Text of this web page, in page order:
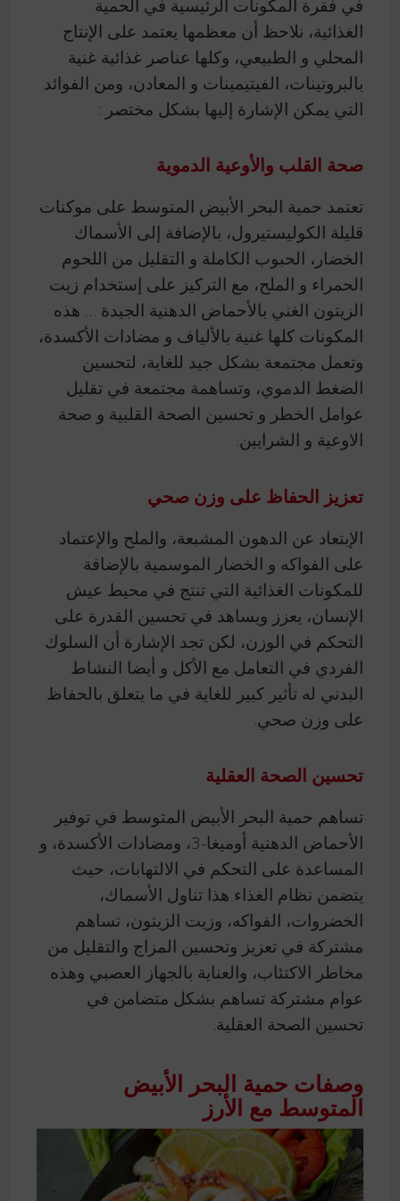
في فقرة المكونات الرئيسية في الحمية
الغذائية، نلاحظ أن معظمها يعتمد على الإنتاج
المحلي و الطبيعي، وكلها عناصر غذائية غنية
بالبروتينات، الفيتيمينات و المعادن، ومن الفوائد
التي يمكن الإشارة إليها بشكل مختصر :
صحة القلب والأوعية الدموية
تعتمد حمية البحر الأبيض المتوسط على موكنات
قليلة الكوليستيرول، بالإضافة إلى الأسماك
الخضار، الحبوب الكاملة و التقليل من اللحوم
الحمراء و الملح، مع التركيز على إستخدام زيت
الزيتون الغني بالأحماض الدهنية الجيدة … هذه
المكونات كلها غنية بالألياف و مضادات الأكسدة،
وتعمل مجتمعة بشكل جيد للغاية، لتحسين
الضغط الدموي، وتساهمة مجتمعة في تقليل
عوامل الخطر و تحسين الصحة القلبية و صحة
الاوعية و الشرايين.
تعزيز الحفاظ على وزن صحي
الإبتعاد عن الدهون المشبعة، والملح والإعتماد
على الفواكه و الخضار الموسمية بالإضافة
للمكونات الغذائية التي تنتج في محيط عيش
الإنسان، يعزز ويساهد في تحسين القدرة على
التحكم في الوزن، لكن تجد الإشارة أن السلوك
الفردي في التعامل مع الأكل و أيضا النشاط
البدني له تأثير كبير للغاية في ما يتعلق بالحفاظ
على وزن صحي.
تحسين الصحة العقلية
تساهم حمية البحر الأبيض المتوسط في توفير
الأحماض الدهنية أوميغا-3، ومضادات الأكسدة، و
المساعدة على التحكم في الالتهابات، حيث
يتضمن نظام الغذاء هذا تناول الأسماك،
الخضروات، الفواكه، وزيت الزيتون، تساهم
مشتركة في تعزيز وتحسين المزاج والتقليل من
مخاطر الاكتئاب، والعناية بالجهاز العصبي وهذه
عوام مشتركة تساهم بشكل متضامن في
تحسين الصحة العقلية.
وصفات حمية البحر الأبيض
المتوسط مع الأرز